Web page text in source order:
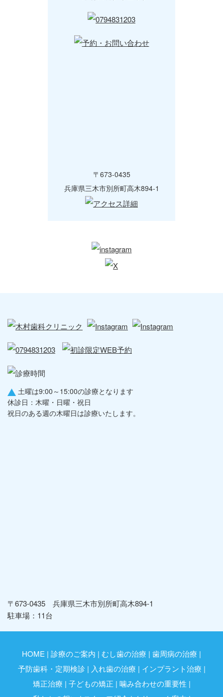
〒673-0435
兵庫県三木市別所町高木894-1
土曜は9:00～15:00の診療となります
休診日：木曜・日曜・祝日
祝日のある週の木曜日は診療いたします。
〒673-0435 兵庫県三木市別所町高木894-1
駐車場：11台
HOME 診療のご案内 むし歯の治療
歯周病の治療
予防歯科・定期検診
入れ歯の治療
インプラント治療
矯正治療
子どもの矯正
噛み合わせの重要性